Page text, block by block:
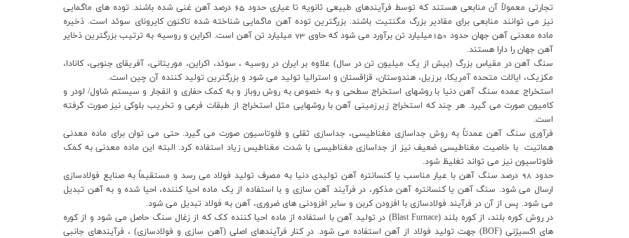
پروژه های سرمایه گذاری
پایداری
سهامداران
ارتباط با ما
تجارتي معمولاً آن منابعي هستند که توسط فرآيندهاي طبيعي ثانويه تا عياري حدود 65 درصد آهن غني شده باشند. توده هاي ماگمايي
نيز مي توانند منابعي براي مقادير بزرگ مگنتيت باشند. بزرگترين توده آهن ماگمايي شناخته شده تاکنون کايروناي سوئد است. ذخيره
ماده معدني آهن جهان حدود 150ميليارد تن برآورد مي شود که حاوي
73 ميليارد تن آهن است. اکراين و روسيه به ترتيب بزرگترين ذخاير
آهن جهان را دارا هستند.
سنگ آهن در مقياس بزرگ (بيش از يک ميليون تن در سال) علاوه بر ايران در روسيه ، سوئد، اکراين، موريتاني، آفريقاي جنوبي، کانادا،
مکزيک، ايالات متحده آمريکا، برزيل، هندوستان، قزاقستان و استراليا توليد مي شود و بزرگترين توليد کننده آن چين است.
استخراج عمده سنگ آهن دنيا با روشهاي استخراج سطحي و به خصوص به روش روباز و به کمک حفاري و انفجار و سيستم شاول/ لودر و
کاميون صورت مي گيرد. هر چند که استخراج زيرزميني آهن با روشهايي مثل استخراج از طبقات فرعي و تخريب بلوکي نيز صورت گرفته
است.
فرآوري سنگ آهن عمدتاً به روش جداسازي مغناطيسي، جداسازي ثقلي و فلوتاسيون صورت مي گيرد. حتي مي توان براي ماده معدني
هماتيت با خاصيت مغناطيسي ضعيف نيز از جداسازي مغناطيسي با شدت مغناطيس زياد استفاده کرد. البته اين ماده معدني به کمک
فلوتاسيون نيز مي تواند تغليظ شود.
حدود 98 درصد سنگ آهن با عيار مناسب يا کنسانتره آهن توليدي دنيا به مصرف توليد فولاد مي رسد و مستقيماً به صنايع فولادسازي
ارسال مي شود. سنگ آهن يا کنسانتره آهن مذکور، در فرآيند آهن سازي و با استفاده از يک ماده احيا کننده، احيا شده و به آهن تبديل
مي شود. پس از آن در فرآيند فولادسازي با افزودن کربن و ساير افزودني هاي ضروري، آهن به فولاد تبديل مي شود.
در روش کوره بلند، از کوره بلند (Blast Furnace) در توليد آهن با استفاده از ماده احيا کننده کک که از زغال سنگ حاصل مي شود و از کوره
هاي اکسيژني (BOF) جهت توليد فولاد از آهن استفاده مي شود. در کنار فرآيندهاي اصلي (آهن سازي و فولادسازي) ، فرآيندهاي جانبي